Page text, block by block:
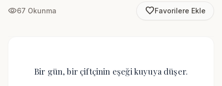
visibility67 Okunma favorite_borderFavorilere Ekle
Bir gün, bir çiftçinin eşeği kuyuya düşer.